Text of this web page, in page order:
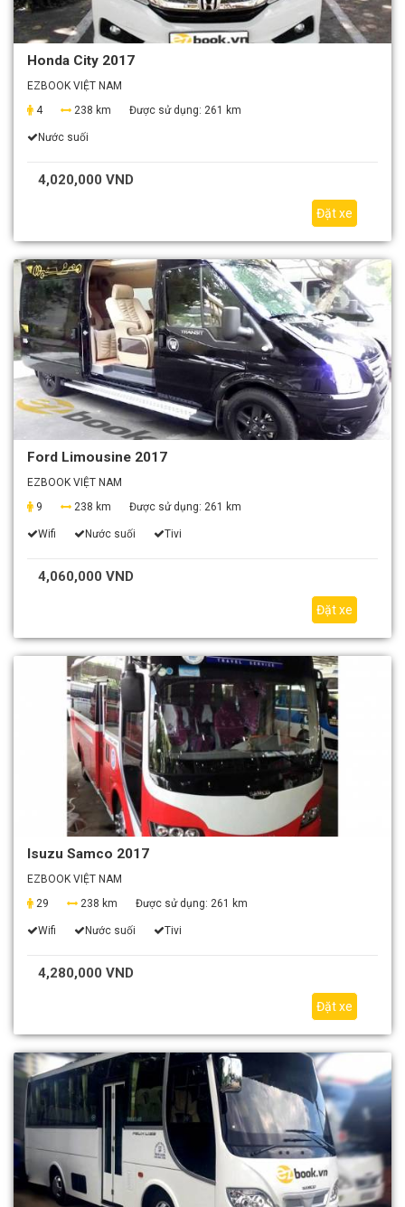
Honda City 2017
EZBOOK VIỆT NAM
4
238 km Được sử dụng: 261 km
Nước suối
4,020,000 VND
Đặt xe
Ford Limousine 2017
EZBOOK VIỆT NAM
9
238 km Được sử dụng: 261 km
Wifi Nước suối Tivi
4,060,000 VND
Đặt xe
Isuzu Samco 2017
EZBOOK VIỆT NAM
29
238 km Được sử dụng: 261 km
Wifi Nước suối Tivi
4,280,000 VND
Đặt xe